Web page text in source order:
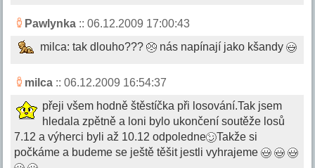
Pawlynka :: 06.12.2009 17:00:43
milca: tak dlouho???
nás napínají jako kšandy
milca :: 06.12.2009 16:54:37
přeji všem hodně štěstíčka při losování.Tak jsem
hledala zpětně a loni bylo ukončení soutěže losů
7.12 a výherci byli až 10.12 odpoledne
Takže si
počkáme a budeme se ještě těšit jestli vyhrajeme